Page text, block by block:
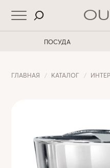
ПОСУДА
ГЛАВНАЯ КАТАЛОГ